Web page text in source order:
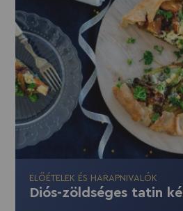
ELŐÉTELEK ÉS HARAPNIVALÓK
Diós-zöldséges tatin